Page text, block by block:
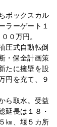
ボックスカル
ラーゲート１
０万円。
圧式自動転倒
・保全計画策
たに擁壁を設
円を充て、９
ら取水。受益
延長は１８・
㎞、堰５カ所